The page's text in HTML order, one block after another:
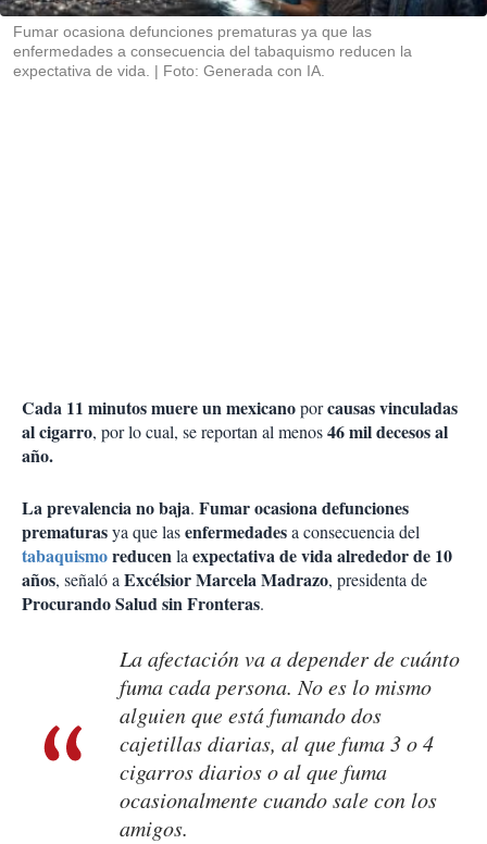
r
Fumar ocasiona defunciones prematuras ya que las
enfermedades a consecuencia del tabaquismo reducen la
expectativa de vida.
Foto: Generada con IA.
Cada 11 minutos muere un mexicanoporcausas vinculadas
al cigarro, por lo cual, se reportan al menos46 mil decesos al
año.
La prevalencia no baja. Fumar ocasiona defunciones
prematurasya que lasenfermedadesa consecuencia del
tabaquismoreducenlaexpectativa de vida alrededor de 10
años, señaló aExcélsiorMarcela Madrazo, presidenta de
Procurando Salud sin Fronteras.
La afectación va a depender de cuánto
fuma cada persona. No es lo mismo
alguien que está fumando dos
cajetillas diarias, al que fuma 3 o 4
cigarros diarios o al que fuma
ocasionalmente cuando sale con los
amigos.